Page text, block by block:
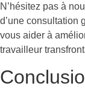
N’hésitez pas à
d’une consultation
vous aider à
travailleur